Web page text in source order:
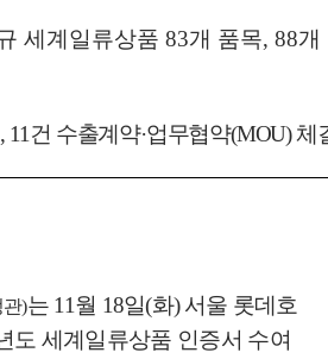
세계일류상품 83개 품목, 88개
, 11건 수출계약·업무협약(MOU)체
관)는 11월 18일(화)서울 롯데호
도 세계일류상품 인증서 수여